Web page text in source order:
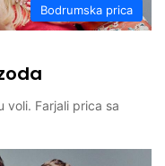
Bodrumska prica
voli. Farjali prica sa